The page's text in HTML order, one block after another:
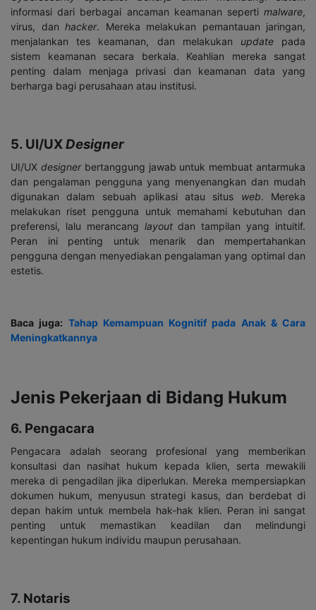
informasi dari berbagai ancaman keamanan seperti malware,
virus, dan hacker. Mereka melakukan pemantauan jaringan,
menjalankan tes keamanan, dan melakukan update pada
sistem keamanan secara berkala. Keahlian mereka sangat
penting dalam menjaga privasi dan keamanan data yang
berharga bagi perusahaan atau institusi.
5. UI/UXDesigner
UI/UX designer bertanggung jawab untuk membuat antarmuka
dan pengalaman pengguna yang menyenangkan dan mudah
digunakan dalam sebuah aplikasi atau situs web. Mereka
melakukan riset pengguna untuk memahami kebutuhan dan
preferensi, lalu merancang layout dan tampilan yang intuitif.
Peran ini penting untuk menarik dan mempertahankan
pengguna dengan menyediakan pengalaman yang optimal dan
estetis.
Baca juga: Tahap Kemampuan Kognitif pada Anak & Cara
Meningkatkannya
Jenis Pekerjaan di Bidang Hukum
6. Pengacara
Pengacara adalah seorang profesional yang memberikan
konsultasi dan nasihat hukum kepada klien, serta mewakili
mereka di pengadilan jika diperlukan. Mereka mempersiapkan
dokumen hukum, menyusun strategi kasus, dan berdebat di
depan hakim untuk membela hak-hak klien. Peran ini sangat
penting untuk memastikan keadilan dan melindungi
kepentingan hukum individu maupun perusahaan.
7. Notaris